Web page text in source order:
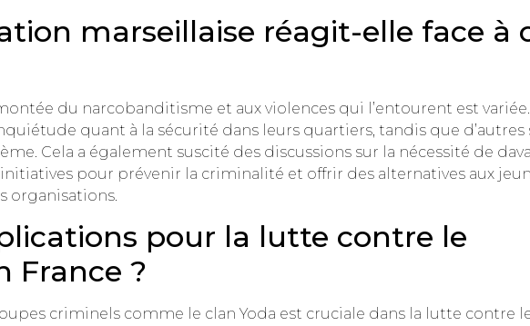
marseillaise réagit-elle face à
du narcobanditisme et aux violences qui l’entourent est
quant à la sécurité dans leurs quartiers, tandis que d’autres
Cela a également suscité des discussions sur la nécessité de
pour prévenir la criminalité et offrir des alternatives aux
organisations.
pour la lutte contre le
France ?
criminels comme le clan Yoda est cruciale dans la lutte contre